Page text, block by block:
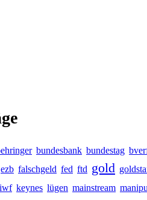
bundesbank bundestag
ezb falschgeld fed ftd gold
iwf keynes lügen mainstream